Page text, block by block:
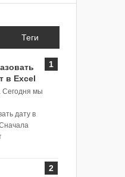
Теги
в Excel
Сегодня мы
дату в